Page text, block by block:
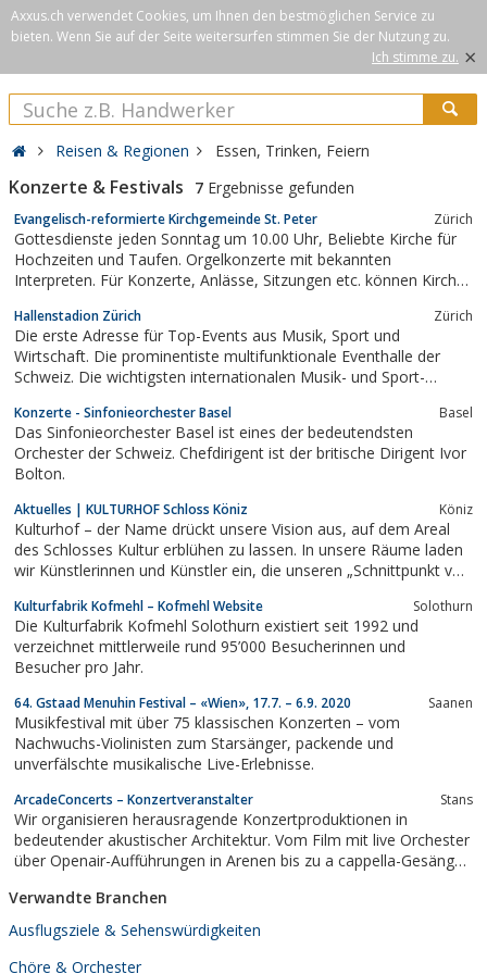
Axxus.ch verwendet Cookies, um Ihnen den bestmöglichen Service zu
bieten. Wenn Sie auf der Seite weitersurfen stimmen Sie der Nutzung zu.
Ich stimme zu. ×
Reisen & Regionen Essen, Trinken, Feiern
Konzerte & Festivals 7 Ergebnisse gefunden
Evangelisch-reformierte Kirchgemeinde St. Peter Zürich
Gottesdienste jeden Sonntag um 10.00 Uhr, Beliebte Kirche für
Hochzeiten und Taufen. Orgelkonzerte mit bekannten
Interpreten. Für Konzerte, Anlässe, Sitzungen etc. können Kirche
unseren Pfarrer, unseren Sigristen oder die Gemeindehelferin
kontaktieren
Hallenstadion Zürich Zürich
Die erste Adresse für Top-Events aus Musik, Sport und
Wirtschaft. Die prominentiste multifunktionale Eventhalle der
Schweiz. Die wichtigsten internationalen Musik- und Sport-
Hallenstadion statt und begeistern jedes Jahr rund 1 Million
Besucherinnen und Besucher.
Konzerte - Sinfonieorchester Basel Basel
Das Sinfonieorchester Basel ist eines der bedeutendsten
Orchester der Schweiz. Chefdirigent ist der britische Dirigent Ivor
Bolton.
Aktuelles | KULTURHOF Schloss Köniz Köniz
Kulturhof – der Name drückt unsere Vision aus, auf dem Areal
des Schlosses Kultur erblühen zu lassen. In unsere Räume laden
wir Künstlerinnen und Künstler ein, die unseren „Schnittpunkt von
Schauspiel bereichern.
Kulturfabrik Kofmehl – Kofmehl Website Solothurn
Die Kulturfabrik Kofmehl Solothurn existiert seit 1992 und
verzeichnet mittlerweile rund 95’000 Besucherinnen und
Besucher pro Jahr.
64. Gstaad Menuhin Festival – «Wien», 17.7. – 6.9. 2020 Saanen
Musikfestival mit über 75 klassischen Konzerten – vom
Nachwuchs-Violinisten zum Starsänger, packende und
unverfälschte musikalische Live-Erlebnisse.
ArcadeConcerts – Konzertveranstalter Stans
Wir organisieren herausragende Konzertproduktionen in
bedeutender akustischer Architektur. Vom Film mit live Orchester
über Openair-Aufführungen in Arenen bis zu a cappella-Gesängen
Verwandte Branchen
Ausflugsziele & Sehenswürdigkeiten
Chöre & Orchester